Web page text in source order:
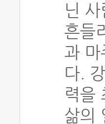
닌
흔들
과
다.
력을
삶의